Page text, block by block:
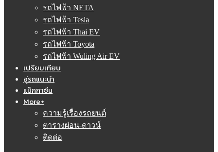
รถไฟฟ้า NETA
รถไฟฟ้า Tesla
รถไฟฟ้า Thai EV
รถไฟฟ้า Toyota
รถไฟฟ้า Wuling Air EV
เปรียบเทียบ
อู่รถแนะนำ
แม็กกาซีน
More+
ความรู้เรื่องรถยนต์
ตารางผ่อน-ดาวน์
ติดต่อ